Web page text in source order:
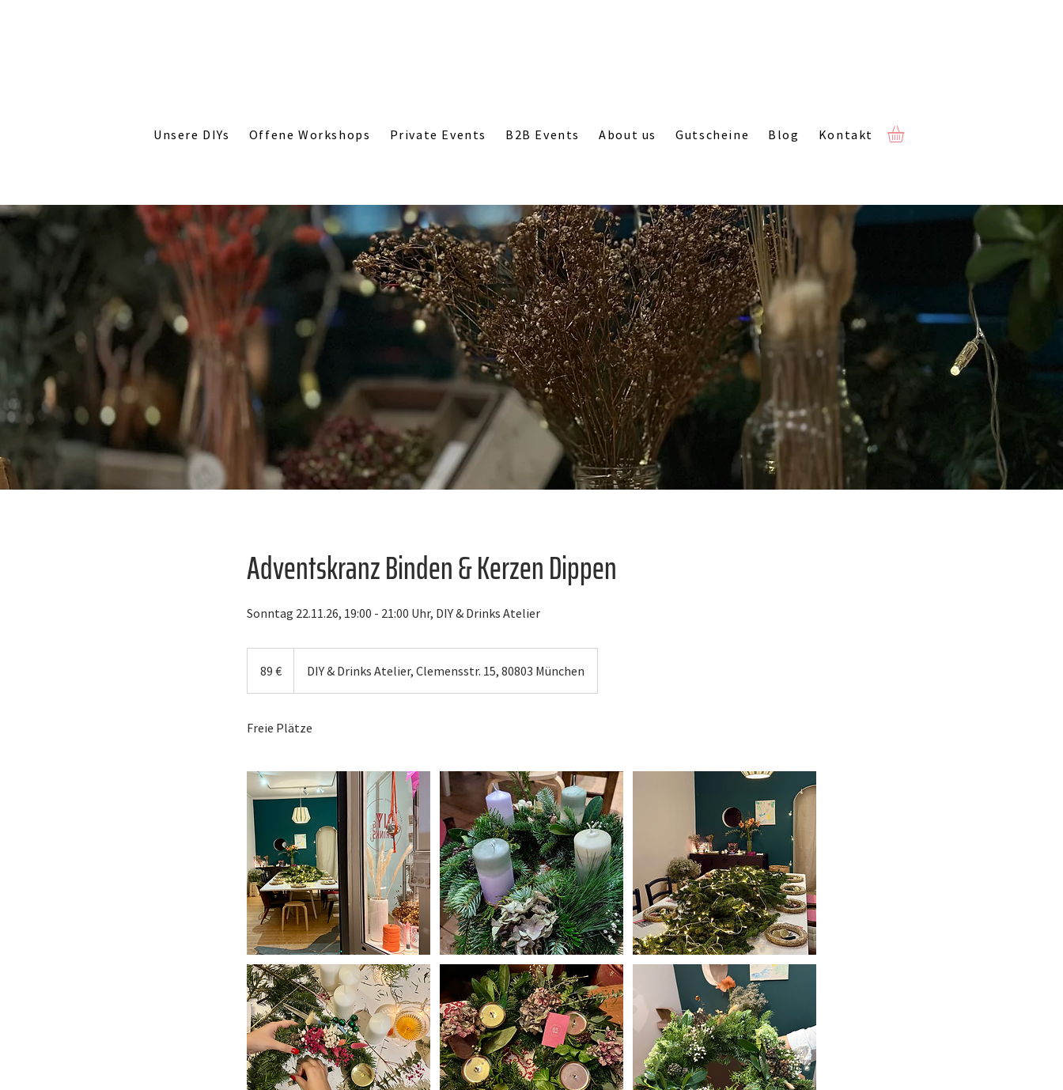
Unsere DIYs Offene Workshops Private Events B2B Events About us Gutscheine Blog Kontakt
Adventskranz Binden & Kerzen Dippen
Sonntag 22.11.26, 19:00 - 21:00 Uhr, DIY & Drinks Atelier
89 € DIY & Drinks Atelier, Clemensstr. 15, 80803 München
Freie Plätze